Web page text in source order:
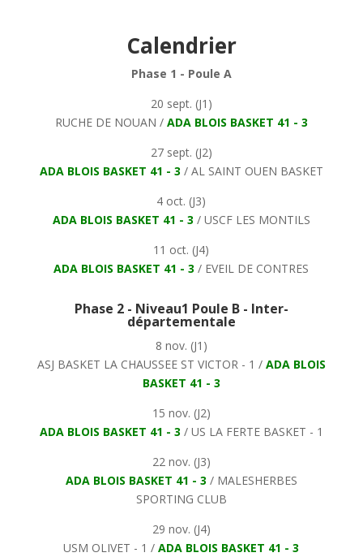
Calendrier
Phase 1 - Poule A
20 sept. (J1)
RUCHE DE NOUAN / ADA BLOIS BASKET 41 - 3
27 sept. (J2)
ADA BLOIS BASKET 41 - 3 / AL SAINT OUEN BASKET
4 oct. (J3)
ADA BLOIS BASKET 41 - 3 / USCF LES MONTILS
11 oct. (J4)
ADA BLOIS BASKET 41 - 3 / EVEIL DE CONTRES
Phase 2 - Niveau1 Poule B - Inter-
départementale
8 nov. (J1)
ASJ BASKET LA CHAUSSEE ST VICTOR - 1 / ADA BLOIS
BASKET 41 - 3
15 nov. (J2)
ADA BLOIS BASKET 41 - 3 / US LA FERTE BASKET - 1
22 nov. (J3)
ADA BLOIS BASKET 41 - 3 / MALESHERBES
SPORTING CLUB
29 nov. (J4)
USM OLIVET - 1 /ADA BLOIS BASKET 41 - 3